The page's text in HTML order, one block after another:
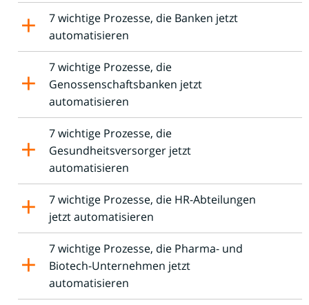
7 wichtige Prozesse, die Banken jetzt
automatisieren
7 wichtige Prozesse, die
Genossenschaftsbanken jetzt
automatisieren
7 wichtige Prozesse, die
Gesundheitsversorger jetzt
automatisieren
7 wichtige Prozesse, die HR-Abteilungen
jetzt automatisieren
7 wichtige Prozesse, die Pharma- und
Biotech-Unternehmen jetzt
automatisieren